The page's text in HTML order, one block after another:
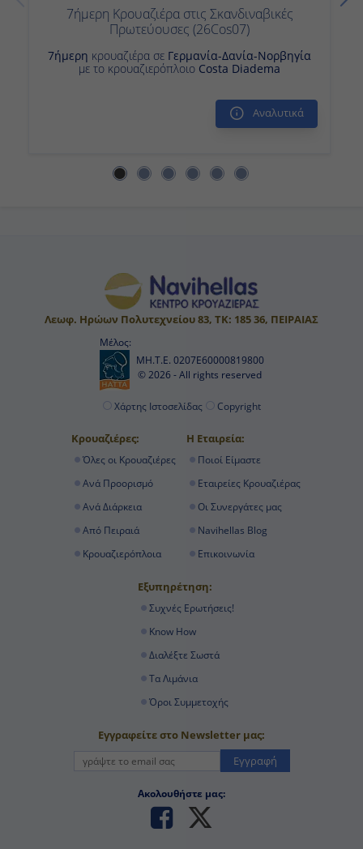
7ήμερη Κρουαζιέρα στις Σκανδιναβικές
Πρωτεύουσες (26Cos07)
7ήμερη κρουαζιέρα σε Γερμανία-Δανία-Νορβηγία
με το κρουαζιερόπλοιο Costa Diadema
Αναλυτικά
Λεωφ. Ηρώων Πολυτεχνείου 83, ΤΚ: 185 36, ΠΕΙΡΑΙΑΣ
Μέλος:
ΜΗ.Τ.Ε. 0207Ε60000819800
© 2026 - All rights reserved
Χάρτης Ιστοσελίδας Copyright
Κρουαζιέρες:
Όλες οι Κρουαζιέρες
Ανά Προορισμό
Ανά Διάρκεια
Από Πειραιά
Κρουαζιερόπλοια
Η Εταιρεία:
Ποιοί Είμαστε
Εταιρείες Κρουαζιέρας
Οι Συνεργάτες μας
Navihellas Blog
Επικοινωνία
Εξυπηρέτηση:
Συχνές Ερωτήσεις!
Know How
Διαλέξτε Σωστά
Τα Λιμάνια
Όροι Συμμετοχής
Εγγραφείτε στο Newsletter μας:
Εγγραφή
Ακολουθήστε μας: